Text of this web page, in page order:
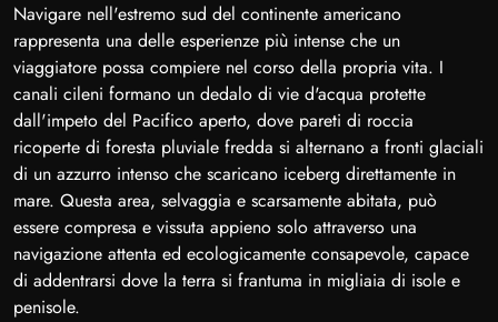
Navigare nell'estremo sud del continente americano
rappresenta una delle esperienze più intense che un
viaggiatore possa compiere nel corso della propria vita. I
canali cileni formano un dedalo di vie d'acqua protette
dall'impeto del Pacifico aperto, dove pareti di roccia
ricoperte di foresta pluviale fredda si alternano a fronti glaciali
di un azzurro intenso che scaricano iceberg direttamente in
mare. Questa area, selvaggia e scarsamente abitata, può
essere compresa e vissuta appieno solo attraverso una
navigazione attenta ed ecologicamente consapevole, capace
di addentrarsi dove la terra si frantuma in migliaia di isole e
penisole.